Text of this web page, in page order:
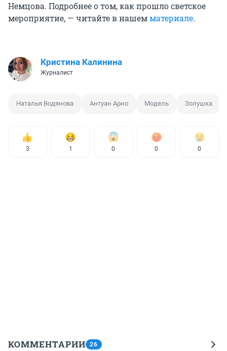
Немцова. Подробнее о том, как прошло светское
мероприятие, — читайте в нашемматериале.
Кристина Калинина
Журналист
Наталья Водянова Антуан Арно Модель Золушка
3 1 0 0 0
КОММЕНТАРИИ 26